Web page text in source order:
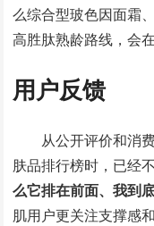
么综合型玻色因面霜
高胜肽熟龄路线，会
用户反馈
从公开评价和消
肤品排行榜时，已经
么它排在前面、我到
肌用户更关注支撑感